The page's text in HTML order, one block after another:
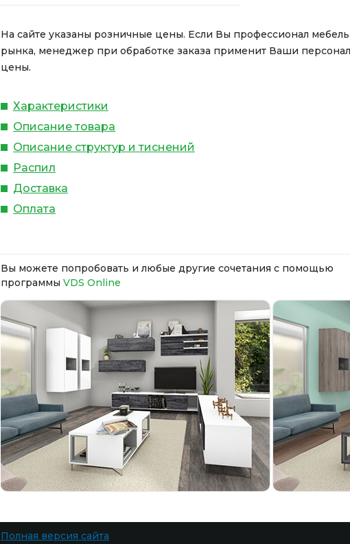
На сайте указаны розничные цены. Если Вы профессионал
рынка, менеджер при обработке заказа применит Ваши
цены.
Характеристики
Описание товара
Описание структур и тиснений
Распил
Доставка
Оплата
Вы можете попробовать и любые другие сочетания с помощью
программы VDS Online
Полная версия сайта